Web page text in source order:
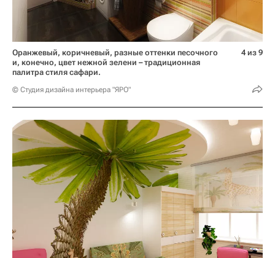
Оранжевый, коричневый, разные оттенки песочного
и, конечно, цвет нежной зелени – традиционная
палитра стиля сафари.
© Студия дизайна интерьера "ЯРО"
4 из 9